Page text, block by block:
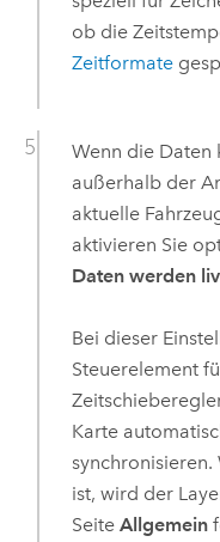
ob die
Zeitformate
Wenn die Daten
außerhalb der
aktuelle
aktivieren Sie
Daten werden
Bei dieser
Steuerelement
Karte
ist, wird der
Seite Allgemein